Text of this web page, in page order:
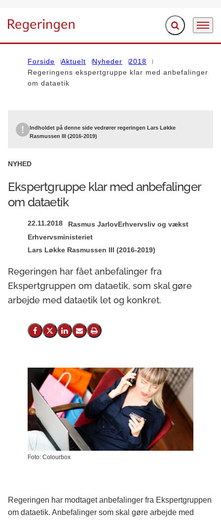
Gå til forsiden Fold søgefelt ud
Menu
Forside Aktuelt Nyheder
2018
Regeringens ekspertgruppe klar med anbefalinger
om dataetik
Indholdet på denne side vedrører regeringen Lars Løkke
Rasmussen III (2016-2019)
NYHED
Ekspertgruppe klar med anbefalinger
om dataetik
22.11.2018 Rasmus JarlovErhvervsliv og vækst
Erhvervsministeriet
Lars Løkke Rasmussen III (2016-2019)
Regeringen har fået anbefalinger fra
Ekspertgruppen om dataetik, som skal gøre
arbejde med dataetik let og konkret.
Del på Facebook
Del på X (Twitter)
Del på LinkedIn
Send email
Print
Foto: Colourbox
Regeringen har modtaget anbefalinger fra Ekspertgruppen
om dataetik. Anbefalinger som skal gøre arbejde med